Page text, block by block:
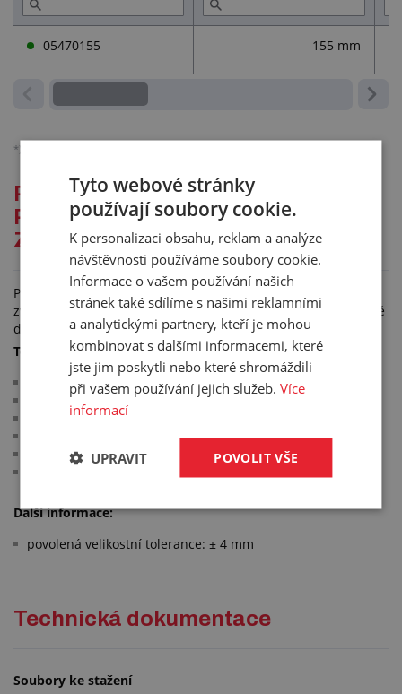
05470155 155 mm
*)
Podrobný popis pro: NAVLÉKACÍ
PODLOŽKY PRO AUTOSERVISNÍ
ZVEDÁKY
Pryžové podložky pro autoservisní sloupové a ruční
zvedáky, známé jako gumové talíře, nahrazují často používané
dřevěné podložky.
Technické parametry:
vysoká životnost a pružnost
minimalizují riziko poškození prahu vozidla
s navlékacím lemem
barva: černá
Další informace:
povolená velikostní tolerance: ± 4 mm
Technická dokumentace
Soubory ke stažení
Tyto webové stránky
používají soubory cookie.
K personalizaci obsahu, reklam a analýze
návštěvnosti používáme soubory cookie.
Informace o vašem používání našich
stránek také sdílíme s našimi reklamními
a analytickými partnery, kteří je mohou
kombinovat s dalšími informacemi, které
jste jim poskytli nebo které shromáždili
při vašem používání jejich služeb.Více
informací
POVOLIT VŠE
UPRAVIT